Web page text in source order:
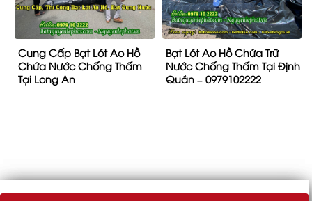
Cung Cấp Bạt Lót Ao Hồ
Chứa Nước Chống Thấm
Tại Long An
Bạt Lót Ao Hồ Chứa Trữ
Nước Chống Thấm Tại Định
Quán – 0979102222